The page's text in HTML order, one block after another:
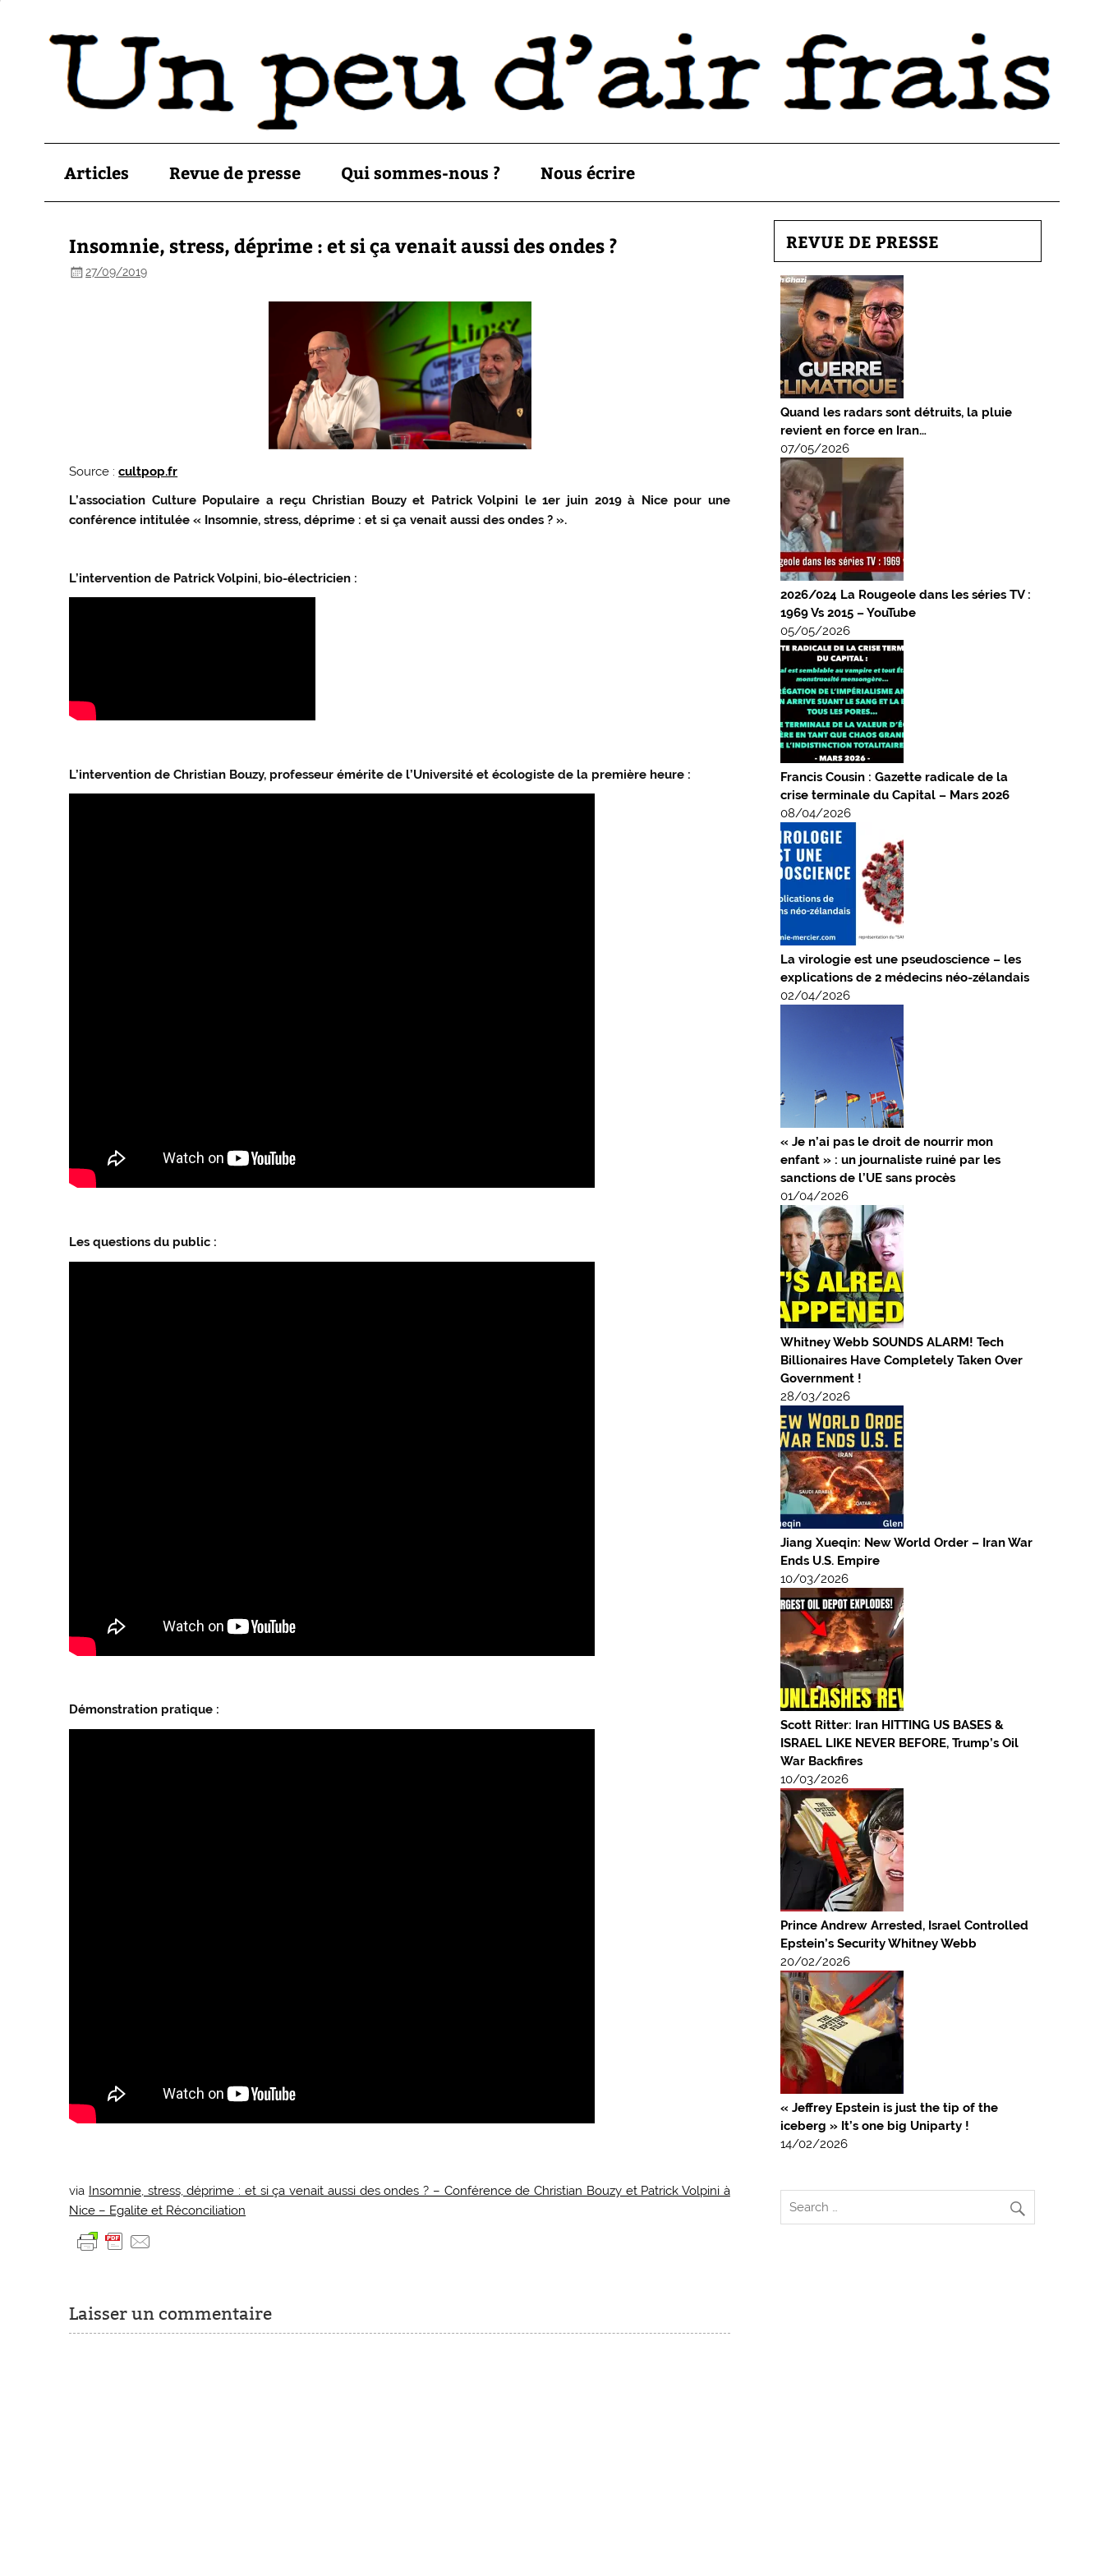
Articles Revue de presse Qui sommes-nous ? Nous écrire
Insomnie, stress, déprime : et si ça venait aussi des ondes ?
27/09/2019
Source :cultpop.fr
L’association Culture Populaire a reçu Christian Bouzy et Patrick Volpini le 1er juin 2019 à Nice pour une
conférence intitulée « Insomnie, stress, déprime : et si ça venait aussi des ondes ? ».
L’intervention de Patrick Volpini, bio-électricien :
L’intervention de Christian Bouzy, professeur émérite de l’Université et écologiste de la première heure :
Les questions du public :
Démonstration pratique :
via Insomnie, stress, déprime : et si ça venait aussi des ondes ? – Conférence de Christian Bouzy et Patrick Volpini à
Nice – Egalite et Réconciliation
Laisser un commentaire
REVUE DE PRESSE
Quand les radars sont détruits, la pluie
revient en force en Iran…
07/05/2026
2026/024 La Rougeole dans les séries TV :
1969 Vs 2015 – YouTube
05/05/2026
Francis Cousin : Gazette radicale de la
crise terminale du Capital – Mars 2026
08/04/2026
La virologie est une pseudoscience – les
explications de 2 médecins néo-zélandais
02/04/2026
« Je n’ai pas le droit de nourrir mon
enfant » : un journaliste ruiné par les
sanctions de l’UE sans procès
01/04/2026
Whitney Webb SOUNDS ALARM! Tech
Billionaires Have Completely Taken Over
Government !
28/03/2026
Jiang Xueqin: New World Order – Iran War
Ends U.S. Empire
10/03/2026
Scott Ritter: Iran HITTING US BASES &
ISRAEL LIKE NEVER BEFORE, Trump’s Oil
War Backfires
10/03/2026
Prince Andrew Arrested, Israel Controlled
Epstein’s Security Whitney Webb
20/02/2026
« Jeffrey Epstein is just the tip of the
iceberg » It’s one big Uniparty !
14/02/2026